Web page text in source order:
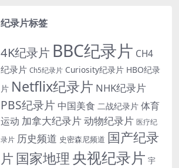
纪录片标签
4K纪录片 BBC纪录片 CH4
纪录片 Ch5纪录片 Curiosity纪录片 HBO纪录
片 Netflix纪录片 NHK纪录片
PBS纪录片 中国美食 二战纪录片 体育
运动 加拿大纪录片动物纪录片 医疗纪
录片 历史频道 史密森尼频道 国产纪录
片 国家地理 央视纪录片 宇